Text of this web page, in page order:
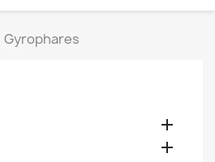
Gyrophares

